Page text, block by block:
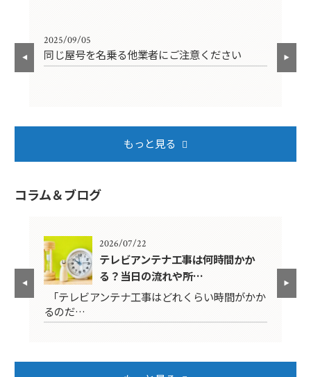
2025/09/05
同じ屋号を名乗る他業者にご注意ください
もっと見る
コラム＆ブログ
2026/07/22
テレビアンテナ工事は何時間かか
る？当日の流れや所…
「テレビアンテナ工事はどれくらい時間がかか
るのだ…